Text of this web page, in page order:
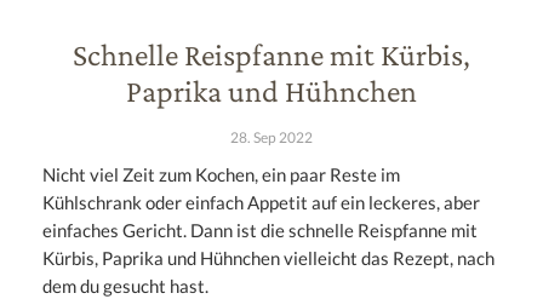
Schnelle Reispfanne mit Kürbis,
Paprika und Hühnchen
28. Sep 2022
Nicht viel Zeit zum Kochen, ein paar Reste im
Kühlschrank oder einfach Appetit auf ein leckeres, aber
einfaches Gericht. Dann ist die schnelle Reispfanne mit
Kürbis, Paprika und Hühnchen vielleicht das Rezept, nach
dem du gesucht hast.